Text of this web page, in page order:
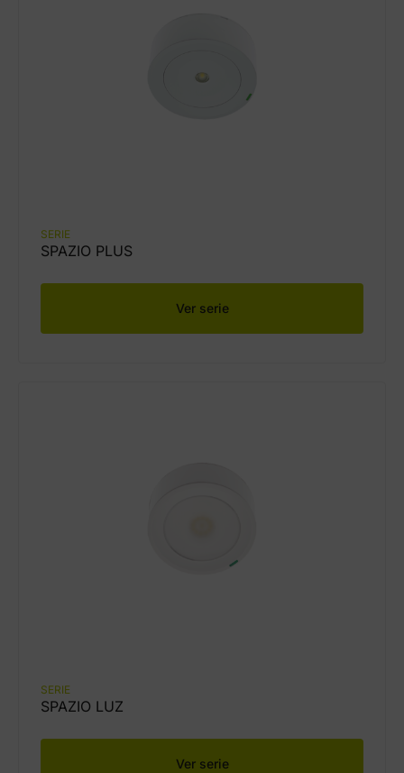
SERIE
SPAZIO PLUS
Ver serie
SERIE
SPAZIO LUZ
Ver serie